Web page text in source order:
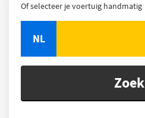
Of selecteer je voertuig handmatig
NL
Zoek